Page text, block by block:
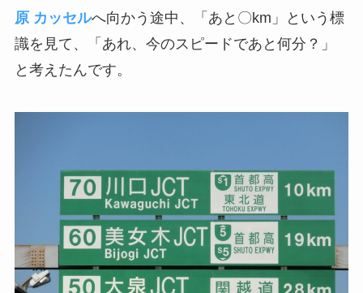
原 カッセルへ向かう途中、「あと〇km」という標
識を見て、「あれ、今のスピードであと何分？」
と考えたんです。